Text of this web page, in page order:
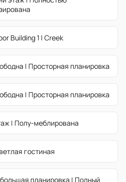
Building 1 | Creek
| Просторная планировка
| Просторная планировка
| Полу-меблирована
гостиная
планировка | Полный